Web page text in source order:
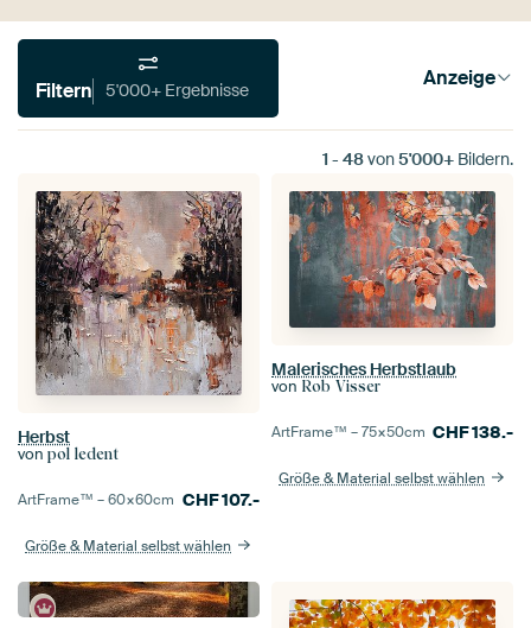
Filtern 5'000+ Ergebnisse Anzeige
1 - 48von5'000+ Bildern.
Herbst
von pol ledent
ArtFrame™ –60×60cm CHF107.-
Größe & Material selbst wählen
Malerisches Herbstlaub
von Rob Visser
ArtFrame™ –75×50cm CHF138.-
Größe & Material selbst wählen